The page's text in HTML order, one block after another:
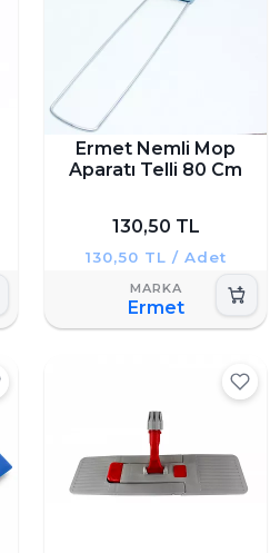
Ermet Nemli Mop
Aparatı Telli 80 Cm
130,50 TL
130,50 TL / Adet
Ermet